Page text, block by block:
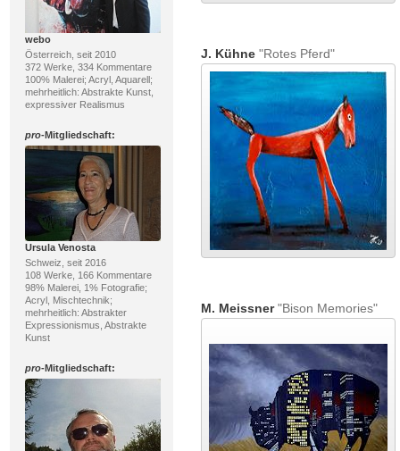
webo
Österreich, seit 2010
372 Werke, 334 Kommentare
100% Malerei; Acryl, Aquarell;
mehrheitlich: Abstrakte Kunst,
expressiver Realismus
pro-Mitgliedschaft:
Ursula Venosta
Schweiz, seit 2016
108 Werke, 166 Kommentare
98% Malerei, 1% Fotografie;
Acryl, Mischtechnik;
mehrheitlich: Abstrakter
Expressionismus, Abstrakte
Kunst
pro-Mitgliedschaft:
J. Kühne"Rotes Pferd"
M. Meissner"Bison Memories"